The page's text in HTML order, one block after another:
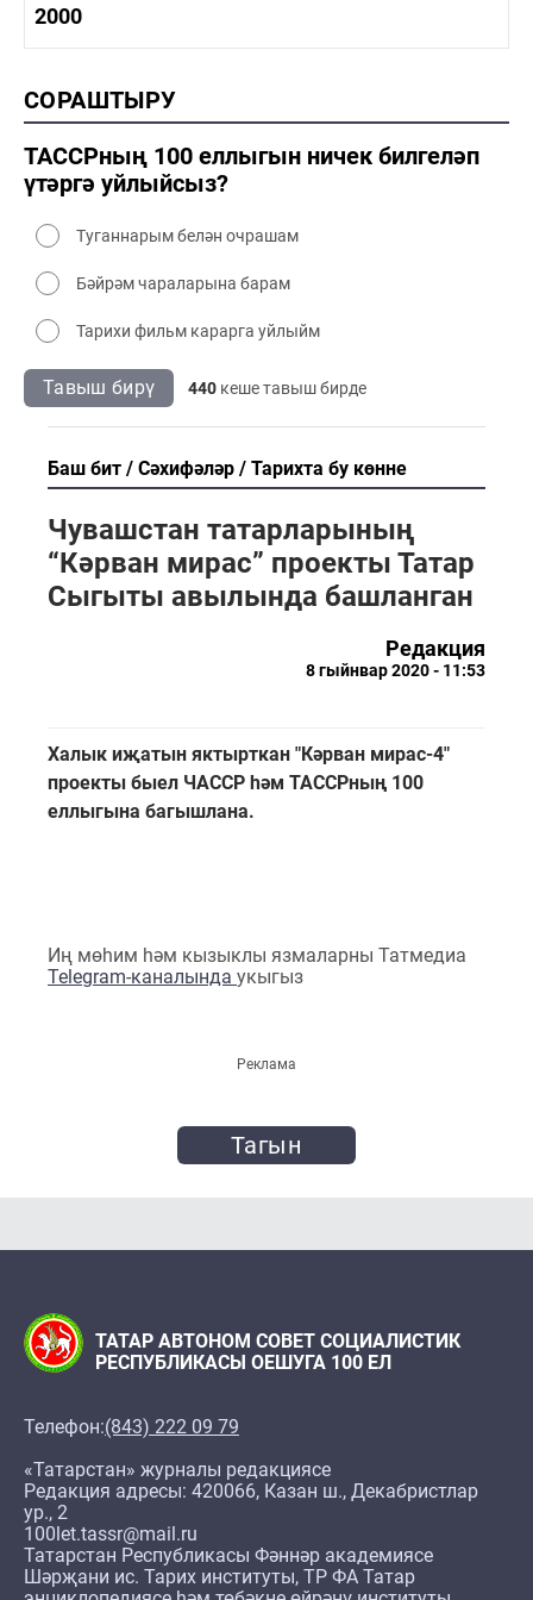
1990-2000 мәдәният
2000
2000 сәнәгать
2000 мәдәният
СОРАШТЫРУ
ТАССРның 100 еллыгын ничек билгеләп
үтәргә уйлыйсыз?
Туганнарым белән очрашам
Бәйрәм чараларына барам
Тарихи фильм карарга уйлыйм
Тавыш бирү 440 кеше тавыш бирде
Баш бит Сәхифәләр Тарихта бу көнне
Чувашстан татарларының
“Кәрван мирас” проекты Татар
Сыгыты авылында башланган
Редакция
8 гыйнвар 2020 - 11:53
Халык иҗатын яктырткан "Кәрван мирас-4"
проекты быел ЧАССР һәм ТАССРның 100
еллыгына багышлана.
Иң мөһим һәм кызыклы язмаларны Татмедиа
Telegram-каналында укыгыз
Реклама
Тагын
ТАТАР АВТОНОМ СОВЕТ СОЦИАЛИСТИК
РЕСПУБЛИКАСЫ ОЕШУГА 100 ЕЛ
Телефон:(843) 222 09 79
«Татарстан» журналы редакциясе
Редакция адресы: 420066, Казан ш., Декабристлар
ур., 2
100let.tassr@mail.ru
Татарстан Республикасы Фәннәр академиясе
Шәрҗани ис. Тарих институты, ТР ФА Татар